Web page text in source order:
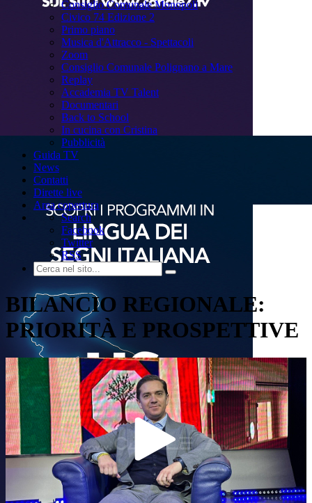
Consiglio Comunale Monopoli
Civico 74 Edizione 2
Primo piano
Musica d'Attracco - Spettacoli
Zoom
Consiglio Comunale Polignano a Mare
Replay
Accademia TV Talent
Documentari
Back to School
In cucina con Cristina
Pubblicità
Guida TV
News
Contatti
Dirette live
Area copertura
Search
Facebook
Twitter
RSS
BILANCIO REGIONALE:
PRIORITÀ E PROSPETTIVE
Play